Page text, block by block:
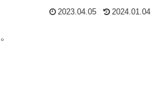
2023.04.05 2024.01.04